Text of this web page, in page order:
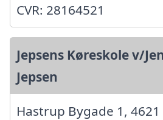
CVR: 28164521
Jepsens Køreskole v/
Jepsen
Hastrup Bygade 1,